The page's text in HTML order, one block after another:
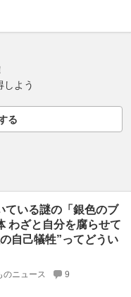
しよう
る
ている謎の「銀色のブ
わざと自分を腐らせて
自己犠牲”ってどうい
のニュース 9